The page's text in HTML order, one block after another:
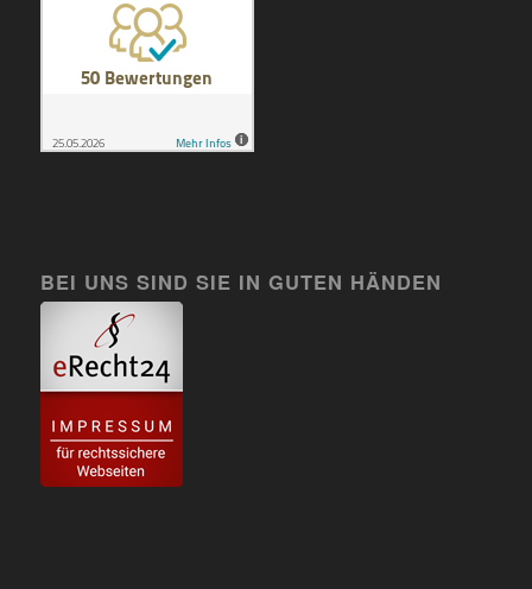
BEI UNS SIND SIE IN GUTEN HÄNDEN